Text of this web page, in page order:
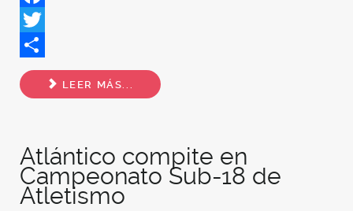
Facebook
Twitter
Share
LEER MÁS...
Atlántico compite en
Campeonato Sub-18 de
Atletismo